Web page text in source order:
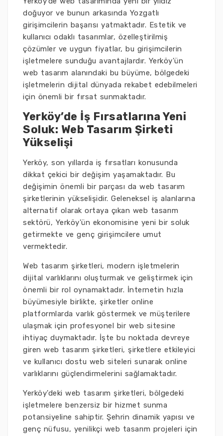
doğuyor ve bunun arkasında Yozgatlı
girişimcilerin başarısı yatmaktadır. Estetik ve
kullanıcı odaklı tasarımlar, özelleştirilmiş
çözümler ve uygun fiyatlar, bu girişimcilerin
işletmelere sunduğu avantajlardır. Yerköy'ün
web tasarım alanındaki bu büyüme, bölgedeki
işletmelerin dijital dünyada rekabet edebilmeleri
için önemli bir fırsat sunmaktadır.
Yerköy’de İş Fırsatlarına Yeni
Soluk: Web Tasarım Şirketi
Yükselişi
Yerköy, son yıllarda iş fırsatları konusunda
dikkat çekici bir değişim yaşamaktadır. Bu
değişimin önemli bir parçası da web tasarım
şirketlerinin yükselişidir. Geleneksel iş alanlarına
alternatif olarak ortaya çıkan web tasarım
sektörü, Yerköy'ün ekonomisine yeni bir soluk
getirmekte ve genç girişimcilere umut
vermektedir.
Web tasarım şirketleri, modern işletmelerin
dijital varlıklarını oluşturmak ve geliştirmek için
önemli bir rol oynamaktadır. İnternetin hızla
büyümesiyle birlikte, şirketler online
platformlarda varlık göstermek ve müşterilere
ulaşmak için profesyonel bir web sitesine
ihtiyaç duymaktadır. İşte bu noktada devreye
giren web tasarım şirketleri, şirketlere etkileyici
ve kullanıcı dostu web siteleri sunarak online
varlıklarını güçlendirmelerini sağlamaktadır.
Yerköy'deki web tasarım şirketleri, bölgedeki
işletmelere benzersiz bir hizmet sunma
potansiyeline sahiptir. Şehrin dinamik yapısı ve
genç nüfusu, yenilikçi web tasarım projeleri için